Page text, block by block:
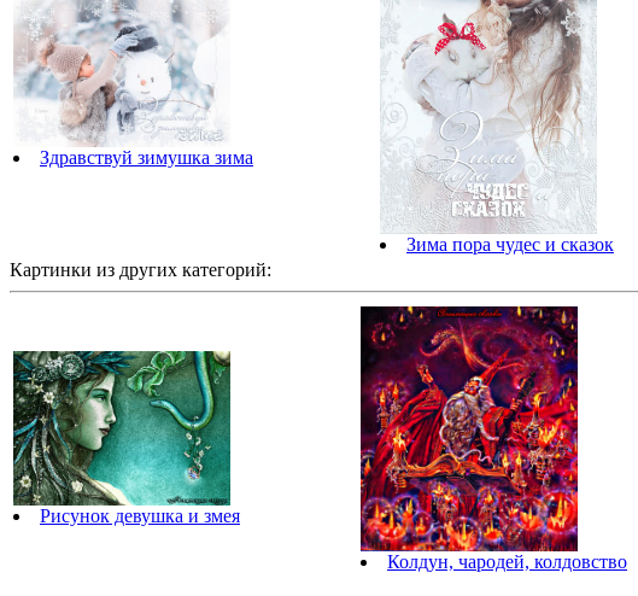
Здравствуй зимушка зима
Зима пора чудес и сказок
Картинки из других категорий:
Рисунок девушка и змея
Колдун, чародей, колдовство